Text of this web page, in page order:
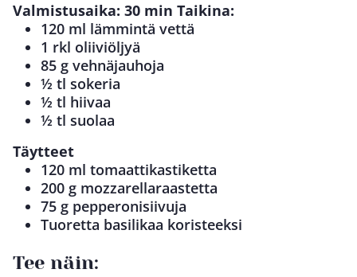
Valmistusaika: 30 min Taikina:
120 ml lämmintä vettä
1 rkl oliiviöljyä
85 g vehnäjauhoja
½ tl sokeria
½ tl hiivaa
½ tl suolaa
Täytteet
120 ml tomaattikastiketta
200 g mozzarellaraastetta
75 g pepperonisiivuja
Tuoretta basilikaa koristeeksi
Tee näin: